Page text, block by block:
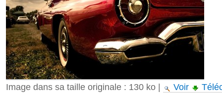
Image dans sa taille originale : 130 ko| Voir